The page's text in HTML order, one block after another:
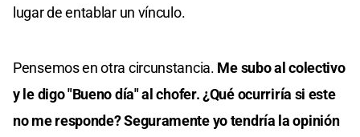
lugar de entablar un vínculo.
Pensemos en otra circunstancia. Me subo al colectivo
y le digo "Bueno día" al chofer. ¿Qué ocurriría si este
no me responde? Seguramente yo tendría la opinión